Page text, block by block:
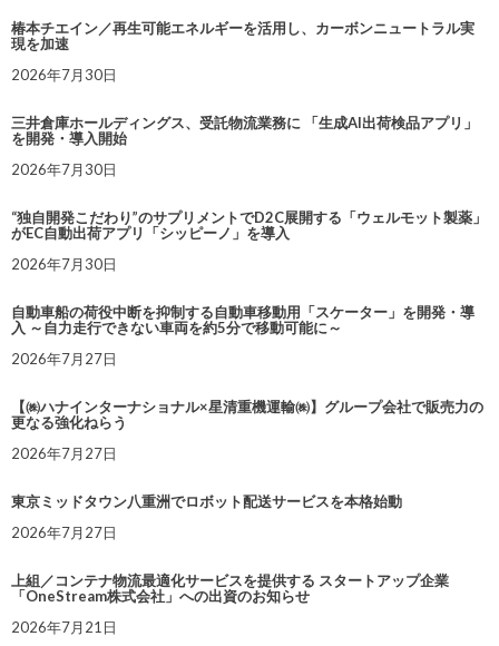
椿本チエイン／再生可能エネルギーを活用し、カーボンニュートラル実
現を加速
2026年7月30日
三井倉庫ホールディングス、受託物流業務に 「生成AI出荷検品アプリ」
を開発・導入開始
2026年7月30日
“独自開発こだわり”のサプリメントでD2C展開する「ウェルモット製薬」
がEC自動出荷アプリ「シッピーノ」を導入
2026年7月30日
自動車船の荷役中断を抑制する自動車移動用「スケーター」を開発・導
入 ～自力走行できない車両を約5分で移動可能に～
2026年7月27日
【㈱ハナインターナショナル×星清重機運輸㈱】グループ会社で販売力の
更なる強化ねらう
2026年7月27日
東京ミッドタウン八重洲でロボット配送サービスを本格始動
2026年7月27日
上組／コンテナ物流最適化サービスを提供する スタートアップ企業
「OneStream株式会社」への出資のお知らせ
2026年7月21日